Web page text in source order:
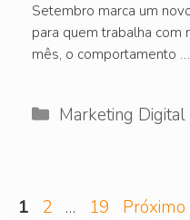
Setembro marca um
para quem trabalha com
mês, o comportamento …
Categorias
Marketing Digital
Page
1 Page
2 … Page
19